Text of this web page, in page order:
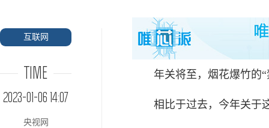
互联网
TIME
2023-01-06 14:07
央视网
年关将至，烟花爆竹的“
相比于过去，今年关于